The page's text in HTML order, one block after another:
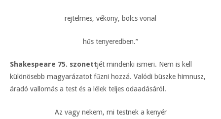
rejtelmes, vékony, bölcs vonal
hűs tenyeredben.”
Shakespeare 75. szonettjét mindenki ismeri. Nem is kell
különösebb magyarázatot fűzni hozzá. Valódi büszke himnusz,
áradó vallomás a test és a lélek teljes odaadásáról.
Az vagy nekem, mi testnek a kenyér